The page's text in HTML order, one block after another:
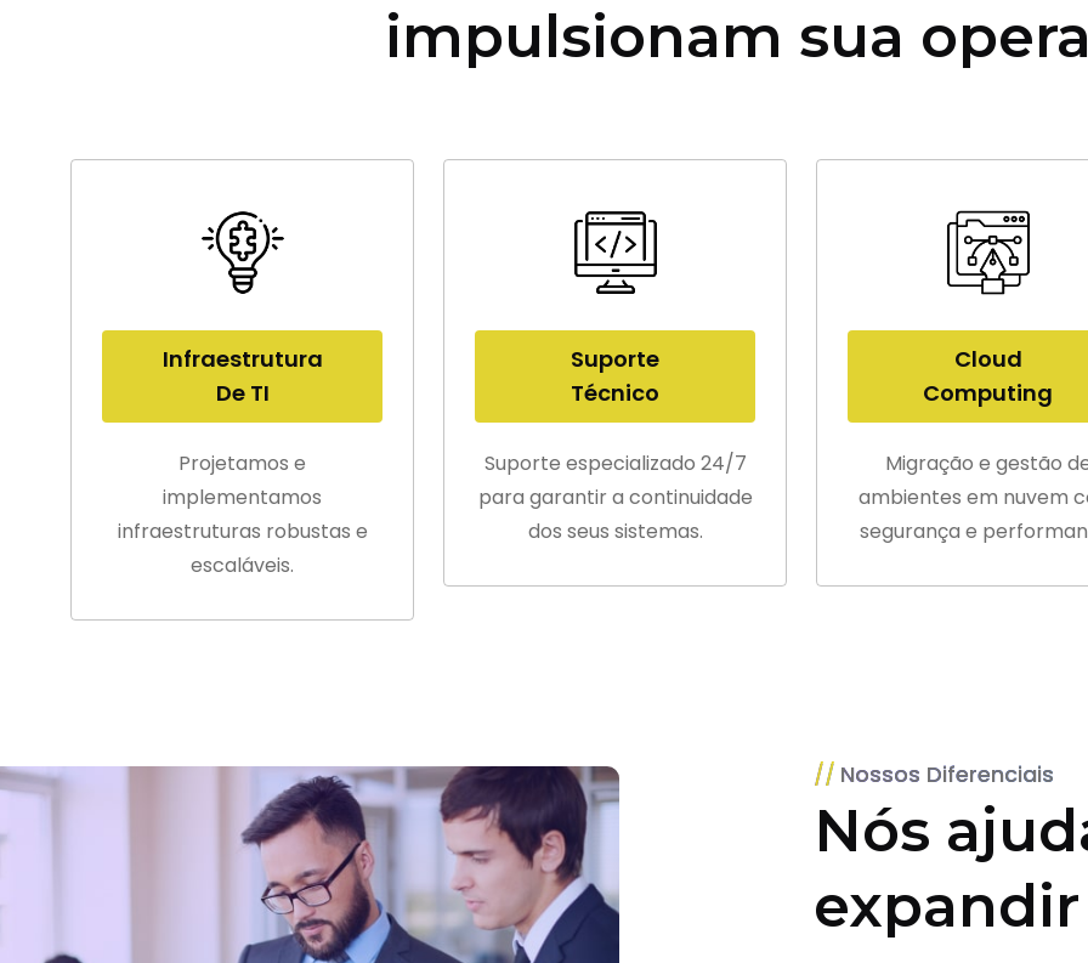
impulsionam sua
Infraestrutura
De TI
Projetamos e
implementamos
infraestruturas robustas e
escaláveis.
Suporte
Técnico
Suporte especializado 24/7
para garantir a continuidade
dos seus sistemas.
Cloud
Computing
Migração e gestão
ambientes em nuvem
segurança e
Nossos Diferenciais
Nós